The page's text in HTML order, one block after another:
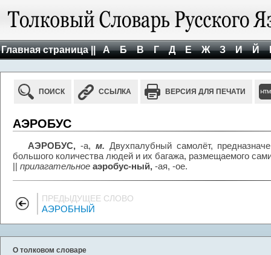
Главная страница || А Б В Г Д Е Ж З И Й
ПОИСК ССЫЛКА ВЕРСИЯ ДЛЯ ПЕЧАТИ
АЭРОБУС
АЭРОБУС, -а, м. Двухпалубный самолёт,
большого количества людей и их багажа, размещаемого
|| прилагательное аэробус-ный, -ая, -ое.
ПРЕДЫДУЩЕЕ СЛОВО
АЭРОБНЫЙ
О толковом словаре